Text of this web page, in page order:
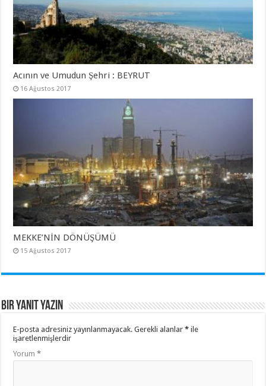
Acının ve Umudun Şehri : BEYRUT
16 Ağustos 2017
MEKKE’NİN DÖNÜŞÜMÜ
15 Ağustos 2017
Bir yanıt yazın
E-posta adresiniz yayınlanmayacak. Gerekli alanlar* ile
işaretlenmişlerdir
Yorum*